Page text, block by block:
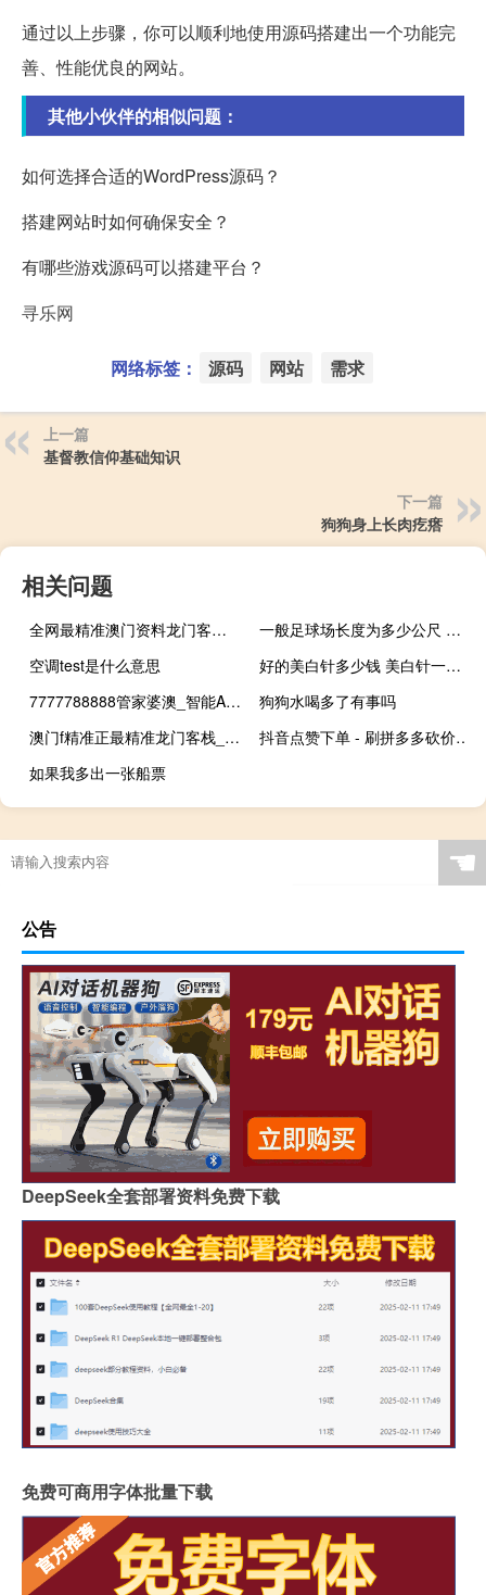
通过以上步骤，你可以顺利地使用源码搭建出一个功能完
善、性能优良的网站。
其他小伙伴的相似问题：
如何选择合适的WordPress源码？
搭建网站时如何确保安全？
有哪些游戏源码可以搭建平台？
寻乐网
网络标签： 源码 网站 需求
上一篇
基督教信仰基础知识
下一篇
狗狗身上长肉疙瘩
相关问题
全网最精准澳门资料龙门客栈_结论释义解释落实_网页版v802.031
一般足球场长度为多少公尺 足球场地标准尺寸多少亩
空调test是什么意思
好的美白针多少钱 美白针一个疗程多少钱
7777788888管家婆澳_智能AI深度解析_爱采购版v47.08.762
狗狗水喝多了有事吗
澳门f精准正最精准龙门客栈_智能AI深度解析_百度大脑版A12.26.282
抖音点赞下单 - 刷拼多多砍价业务网站,微信公众号精选留言点赞
如果我多出一张船票
☚
公告
DeepSeek全套部署资料免费下载
免费可商用字体批量下载